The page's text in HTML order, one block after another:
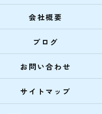
会社概要
ブログ
お問い合わせ
サイトマップ